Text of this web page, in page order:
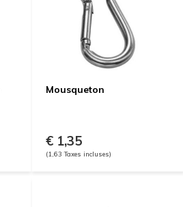
Mousqueton
€ 1,35
(1,63 Taxes incluses)